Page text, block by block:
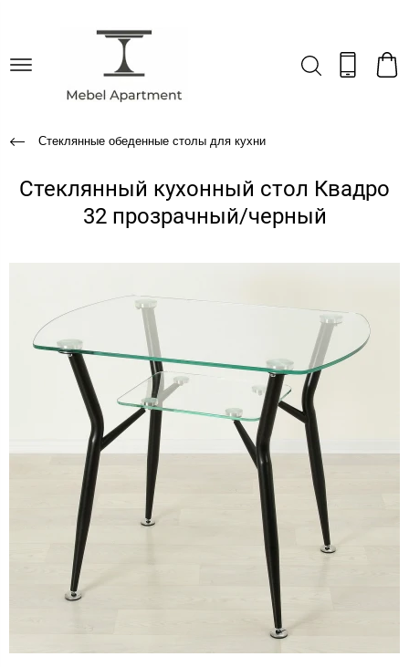
Стеклянные обеденные столы для кухни
Стеклянный кухонный стол Квадро
32 прозрачный/черный